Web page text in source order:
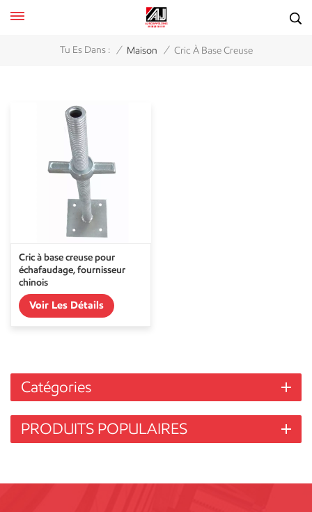
Tu Es Dans : / Maison / Cric À Base Creuse
Cric à base creuse pour
échafaudage, fournisseur
chinois
Voir Les Détails
Catégories
PRODUITS POPULAIRES